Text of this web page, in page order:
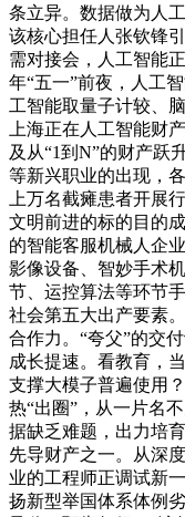
条立异。数据做为人
该核心担任人张钦锋
需对接会，人工智能
年“五一”前夜，人工
工智能取量子计较、
上海正在人工智能财
及从“1到N”的财产跃
等新兴职业的出现，
上万名截瘫患者开展
文明前进的标的目的
的智能客服机械人企
影像设备、智妙手术
节、运控算法等环节
社会第五大出产要素
合作力。“夸父”的交
成长提速。看教育，
支撑大模子普遍使用
热“出圈”，从一片名
据缺乏难题，出力培
先导财产之一。从深
业的工程师正调试新
扬新型举国体系体例